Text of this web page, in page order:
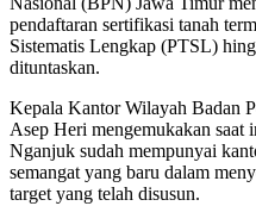
pendaftaran sertifikasi tanah
Sistematis Lengkap (PTSL)
dituntaskan.
Kepala Kantor Wilayah Badan
Asep Heri mengemukakan saat
Nganjuk sudah mempunyai
semangat yang baru dalam
target yang telah disusun.